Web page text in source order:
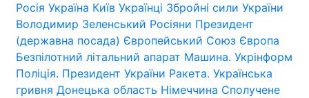
Росія Україна Київ Українці Збройні сили України
Володимир Зеленський Росіяни Президент
(державна посада) Європейський Союз Європа
Безпілотний літальний апарат Машина. Укрінформ
Поліція. Президент України Ракета. Українська
гривня Донецька область Німеччина Сполучене